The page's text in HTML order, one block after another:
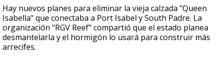
seconds
of
2
minutes,
58
seconds
Hay nuevos planes para eliminar la vieja calzada "Queen
Isabella" que conectaba a Port Isabel y South Padre. La
organización "RGV Reef" compartió que el estado planea
desmantelarla y el hormigón lo usará para construir más
arrecifes.